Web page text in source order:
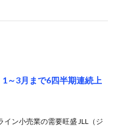
～3月まで6四半期連続上
イン小売業の需要旺盛 JLL（ジ